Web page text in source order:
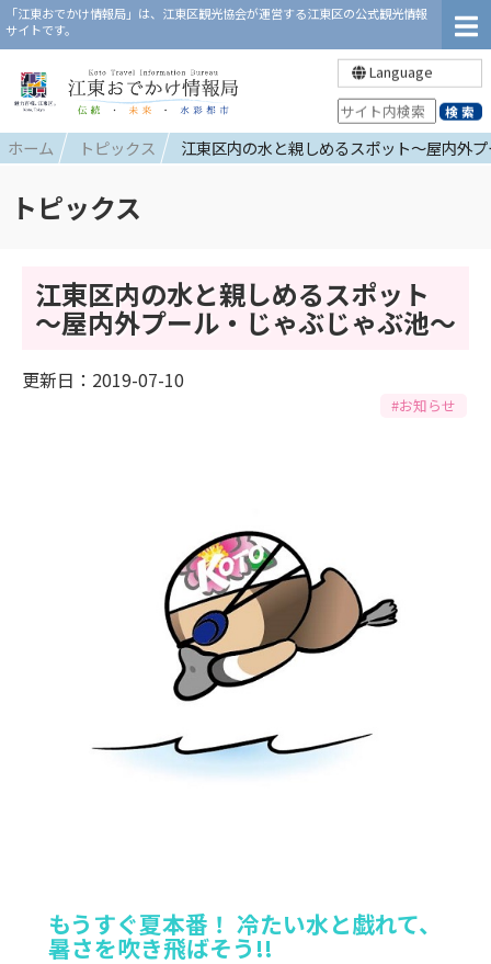
「江東おでかけ情報局」は、江東区観光協会が運営する江東区の公式観光情報
サイトです。
Language
ホーム トピックス 江東区内の水と親しめるスポット～屋内外
トピックス
江東区内の水と親しめるスポット
～屋内外プール・じゃぶじゃぶ池～
更新日：2019-07-10
#お知らせ
もうすぐ夏本番！ 冷たい水と戯れて、
暑さを吹き飛ばそう!!